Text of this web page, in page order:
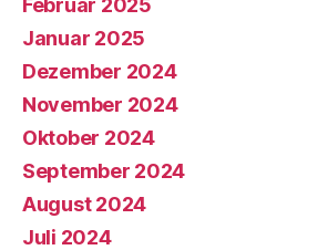
Januar 2025
Dezember 2024
November 2024
Oktober 2024
September 2024
August 2024
Juli 2024